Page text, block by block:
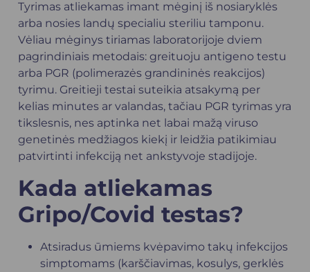
Tyrimas atliekamas imant mėginį iš nosiaryklės
arba nosies landų specialiu steriliu tamponu.
Vėliau mėginys tiriamas laboratorijoje dviem
pagrindiniais metodais: greituoju antigeno testu
arba PGR (polimerazės grandininės reakcijos)
tyrimu. Greitieji testai suteikia atsakymą per
kelias minutes ar valandas, tačiau PGR tyrimas yra
tikslesnis, nes aptinka net labai mažą viruso
genetinės medžiagos kiekį ir leidžia patikimiau
patvirtinti infekciją net ankstyvoje stadijoje.
Kada atliekamas
Gripo/Covid testas?
Atsiradus ūmiems kvėpavimo takų infekcijos
simptomams (karščiavimas, kosulys, gerklės